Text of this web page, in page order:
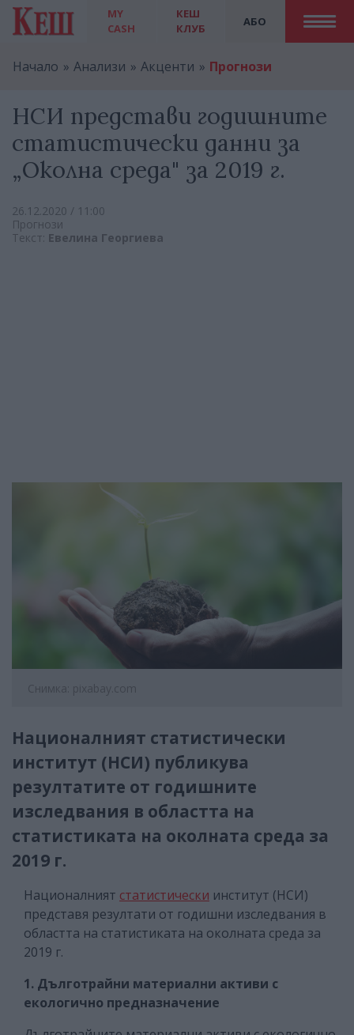
MY
CASH
АБО
КЕШ
КЛУБ
Начало Анализи Акценти Прогнози
НСИ представи годишните
статистически данни за
„Околна среда" за 2019 г.
26.12.2020 / 11:00
Прогнози
Текст: Евелина Георгиева
Снимка: pixabay.com
Националният статистически
институт (НСИ) публикува
резултатите от годишните
изследвания в областта на
статистиката на околната среда за
2019 г.
Националният статистически институт (НСИ)
представя резултати от годишни изследвания в
областта на статистиката на околната среда за
2019 г.
1. Дълготрайни материални активи с
екологично предназначение